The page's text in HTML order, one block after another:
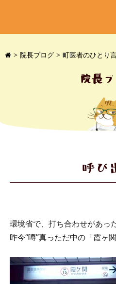
院長ブログ 町医者のひとり
院長
呼び
環境省で、打ち合わせがあっ
昨今“噂”真っただ中の「霞ヶ